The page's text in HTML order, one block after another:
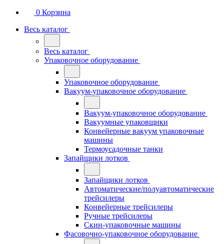
0 Корзина
Весь каталог
Весь каталог
Упаковочное оборудование
Упаковочное оборудование
Вакуум-упаковочное оборудование
Вакуум-упаковочное оборудование
Вакуумные упаковщики
Конвейерные вакуум упаковочные
машины
Термоусадочные танки
Запайщики лотков
Запайщики лотков
Автоматические/полуавтоматические
трейсилеры
Конвейерные трейсилеры
Ручные трейсилеры
Скин-упаковочные машины
Фасовочно-упаковочное оборудование